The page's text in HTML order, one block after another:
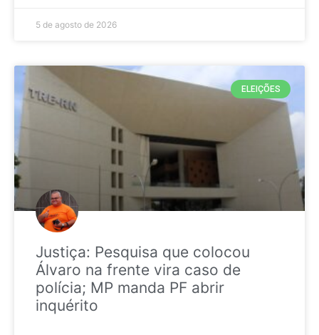
5 de agosto de 2026
ELEIÇÕES
Justiça: Pesquisa que colocou
Álvaro na frente vira caso de
polícia; MP manda PF abrir
inquérito